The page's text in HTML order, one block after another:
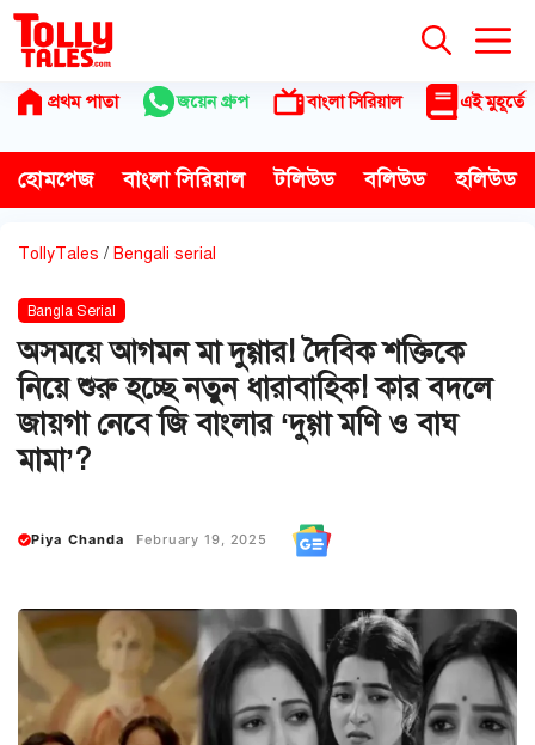
Skip
content
প্রথম পাতা জয়েন গ্রুপ বাংলা সিরিয়াল এই মুহূর্তে
হোমপেজ বাংলা সিরিয়াল টলিউড বলিউড হলিউড
TollyTales / Bengali serial
Bangla Serial
অসময়ে আগমন মা দুগ্গার! দৈবিক শক্তিকে
নিয়ে শুরু হচ্ছে নতুন ধারাবাহিক! কার বদলে
জায়গা নেবে জি বাংলার ‘দুগ্গা মণি ও বাঘ
মামা’?
Piya Chanda February 19, 2025